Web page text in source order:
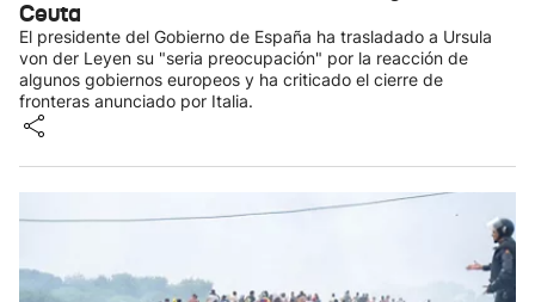
Ceuta
El presidente del Gobierno de España ha trasladado a Ursula
von der Leyen su "seria preocupación" por la reacción de
algunos gobiernos europeos y ha criticado el cierre de
fronteras anunciado por Italia.